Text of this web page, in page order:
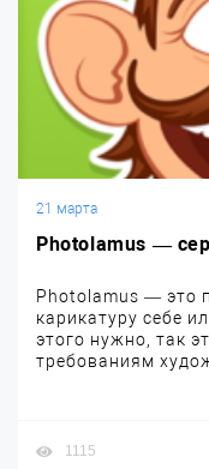
21 марта
Photolamus —
Photolamus — это
карикатуру себе
этого нужно, так
требованиям
1115